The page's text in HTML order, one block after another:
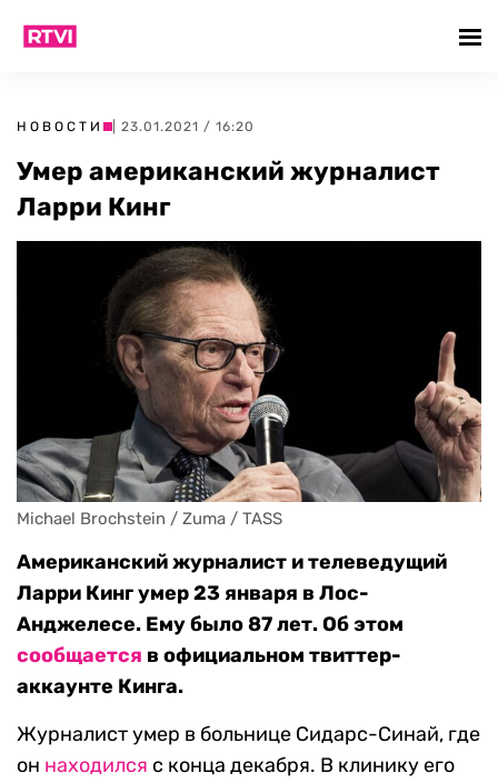
НОВОСТИ | 23.01.2021 / 16:20
Умер американский журналист
Ларри Кинг
Michael Brochstein / Zuma / TASS
Американский журналист и телеведущий
Ларри Кинг умер 23 января в Лос-
Анджелесе. Ему было 87 лет. Об этом
сообщается в официальном твиттер-
аккаунте Кинга.
Журналист умер в больнице Сидарс-Синай, где
он находился с конца декабря. В клинику его